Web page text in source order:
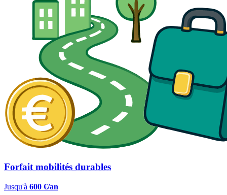
Forfait mobilités durables
Jusqu'à 600 €/an